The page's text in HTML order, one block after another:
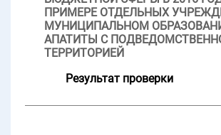
ПРИМЕРЕ ОТДЕЛЬНЫХ
МУНИЦИПАЛЬНОМ
АПАТИТЫ С
ТЕРРИТОРИЕЙ
Результат проверки